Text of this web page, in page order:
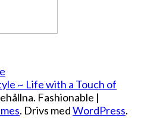
~ Life with a Touch of
Fashionable |
. Drivs medWordPress.